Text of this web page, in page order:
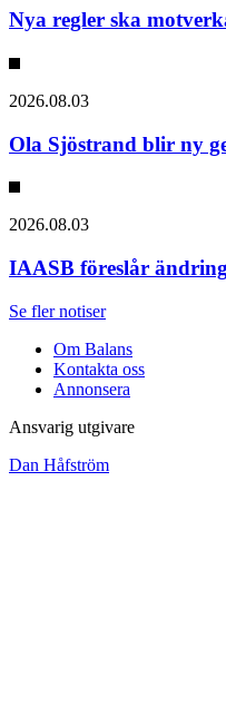
Nya regler ska
2026.08.03
Ola Sjöstrand blir ny
2026.08.03
IAASB föreslår
Se fler notiser
Om Balans
Kontakta oss
Annonsera
Ansvarig utgivare
Dan Håfström